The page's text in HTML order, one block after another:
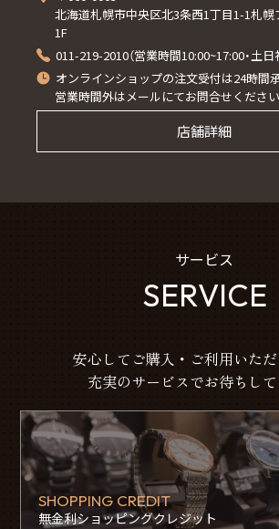
北海道札幌市中央区北3条西1丁目1-1札幌
1F
011-219-2010（営業時間10:00~17:00・土日
オンラインショップの注文受付は24時間
営業時間外はメールにてお問合せください
店舗詳細
サービス
SERVICE
安心してご購入・ご利用いた
充実のサービスでお待ちし
SHOPPING CREDIT
無金利ショッピングクレジット